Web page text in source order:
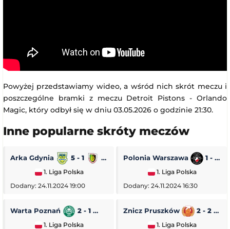
Powyżej przedstawiamy wideo, a wśród nich skrót meczu i
poszczególne bramki z meczu Detroit Pistons - Orlando
Magic, który odbył się w dniu 03.05.2026 o godzinie 21:30.
Inne popularne skróty meczów
Arka Gdynia 5 - 1
1. Liga Polska
Dodany: 24.11.2024 19:00
Polonia Warszawa 1 - 0
1. Liga Polska
Dodany: 24.11.2024 16:30
Warta Poznań 2 - 1 Pogoń Siedlce
1. Liga Polska
Znicz Pruszków 2 - 2
1. Liga Polska